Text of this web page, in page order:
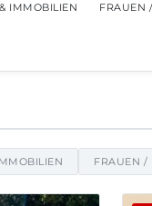
IMMOBILIEN FRAUEN
FRAUEN /